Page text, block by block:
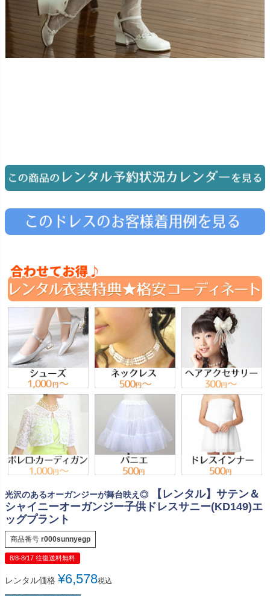
光沢のあるオーガンジーが舞台映え◎
【レンタル】サテン＆
シャイニーオーガンジー子供ドレスサニー(KD149)エ
ッグプラント
商品番号 r000sunnyegp
8/8-8/17 往復送料無料
レンタル価格 ¥6,578税込